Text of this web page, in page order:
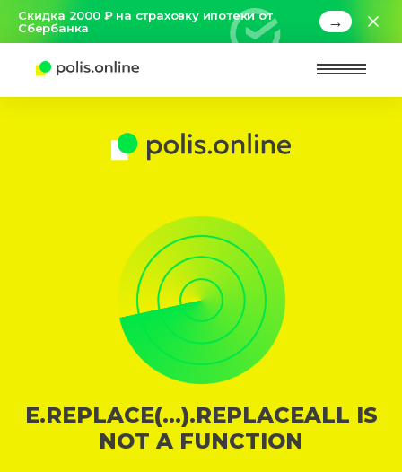
Скидка 2000 ₽ на страховку ипотеки от
Сбербанка
→
E.REPLACE(...).REPLACEALL IS
NOT A FUNCTION